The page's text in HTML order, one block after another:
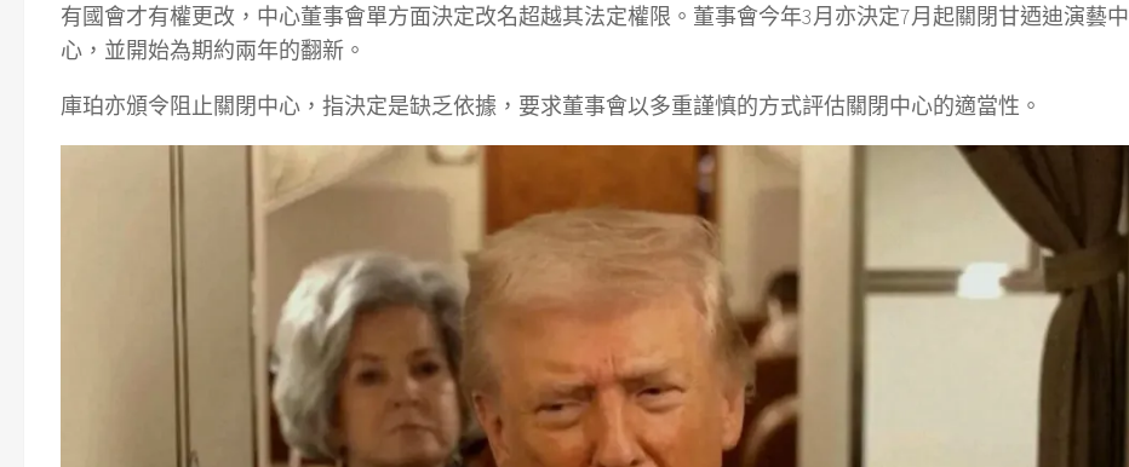
有國會才有權更改，中心董事會單方面決定改名超越其法定權限。董事會今年3月亦決定7月起關閉甘迺迪演藝中
心，並開始為期約兩年的翻新。
庫珀亦頒令阻止關閉中心，指決定是缺乏依據，要求董事會以多重謹慎的方式評估關閉中心的適當性。